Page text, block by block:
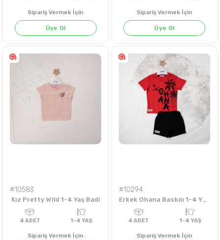
KIRMIZI AÇIK SARI
ADET
Sipariş Vermek İçin
Üye Ol
4 ADET 5-8
Sipariş Vermek İçin
Üye Ol
#10583
Kız Pretty Wild 1-4 Yaş Badi
Sipariş Vermek İçin
#10294
Erkek Ohana Baskılı 1-4 Yaş Takım
Sipariş Vermek İçin